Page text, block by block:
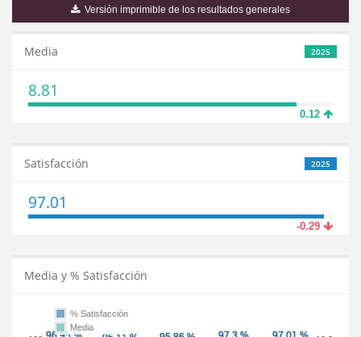
Versión imprimible de los resultados generales
2025
Media
8.81
0.12
2025
Satisfacción
97.01
-0.29
Media y % Satisfacción
% Satisfacción
Media